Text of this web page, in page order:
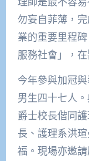
勿妄自菲薄，
業的重要里程
服務社會」，
今年參與加冠
男生四十七人
爵士校長偕同
長、護理系洪
福。現場亦邀